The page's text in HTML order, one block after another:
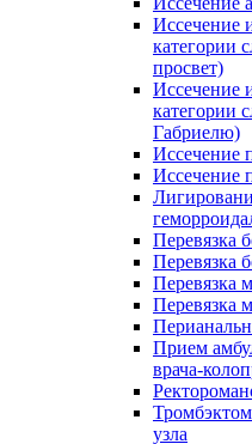
Иссечение
категории
просвет)
Иссечение
категории
Габриелю)
Иссечение
Иссечение
Перевязка
Перевязка
Перевязка
Перевязка
Прием
врача-
узла